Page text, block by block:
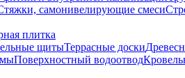
самонивелирующие смеси
плитка
щитыТеррасные доски
Поверхностный водоотвод